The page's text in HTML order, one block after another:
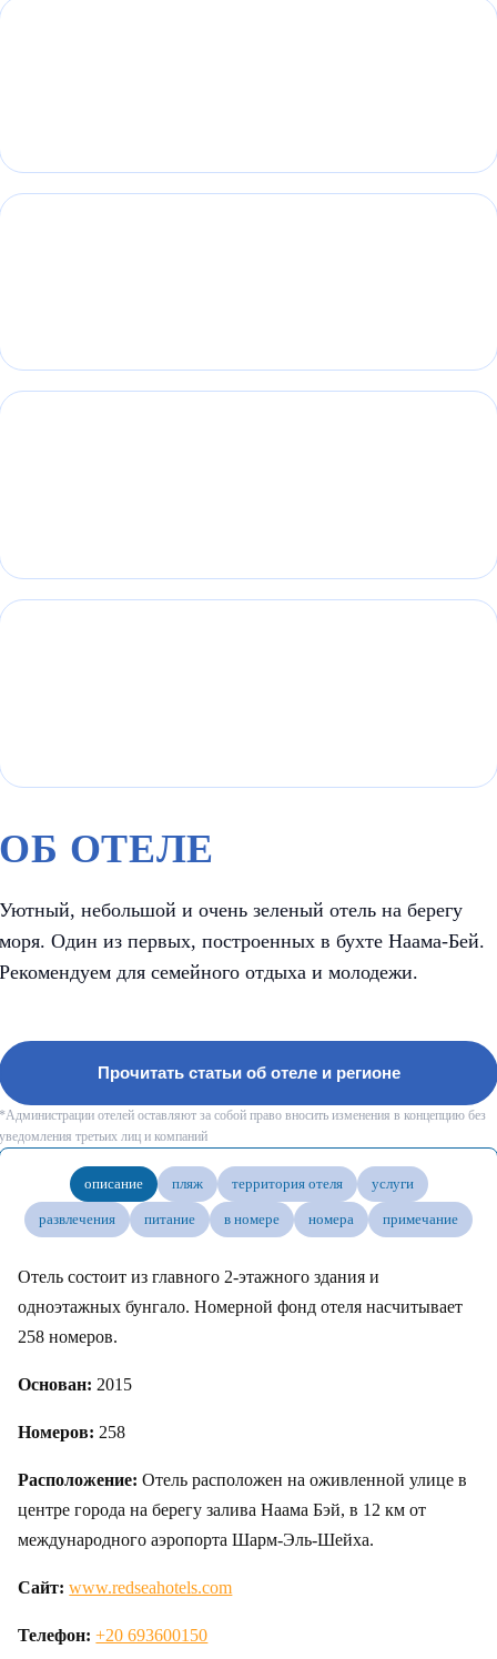
ОБ ОТЕЛЕ
Уютный, небольшой и очень зеленый отель на берегу
моря. Один из первых, построенных в бухте Наама-Бей.
Рекомендуем для семейного отдыха и молодежи.
Прочитать статьи об отеле и регионе
*Администрации отелей оставляют за собой право вносить изменения в концепцию без
уведомления третьих лиц и компаний
описание пляж территория отеля услуги
развлечения питание в номере номера примечание
Отель состоит из главного 2-этажного здания и
одноэтажных бунгало. Номерной фонд отеля насчитывает
258 номеров.
Основан: 2015
Номеров: 258
Расположение: Отель расположен на оживленной улице в
центре города на берегу залива Наама Бэй, в 12 км от
международного аэропорта Шарм-Эль-Шейха.
Сайт: www.redseahotels.com
Телефон: +20 693600150